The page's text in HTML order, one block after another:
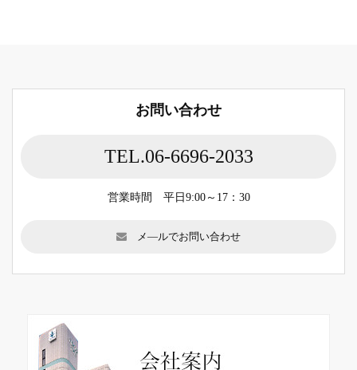
お問い合わせ
TEL.06-6696-2033
営業時間 平日9:00～17：30
メ―ルでお問い合わせ